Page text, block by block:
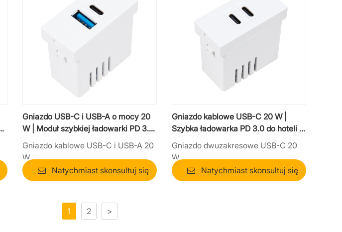
Gniazdo USB-C i USB-A o mocy 20
W | Moduł szybkiej ładowarki PD 3.0
+ QC 3.0
Gniazdo kablowe USB-C i USB-A 20
W
Natychmiast skonsultuj się
Gniazdo kablowe USB-C 20 W |
Szybka ładowarka PD 3.0 do hoteli i
biur
Gniazdo dwuzakresowe USB-C 20
W
Natychmiast skonsultuj się
1 2 >